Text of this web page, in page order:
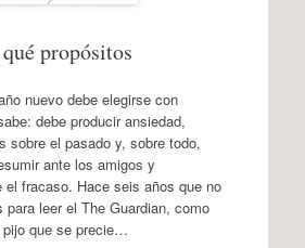
propósitos
nuevo debe elegirse con
debe producir ansiedad,
sobre el pasado y, sobre todo,
ante los amigos y
el fracaso. Hace seis años que no
leer el The Guardian, como
pijo que se precie…